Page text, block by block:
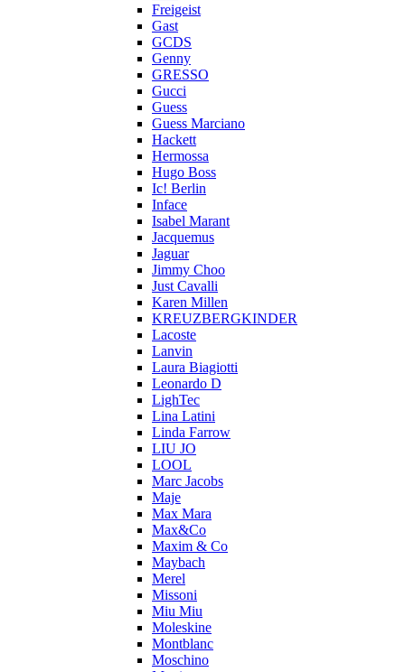
Freigeist
Gast
GCDS
Genny
GRESSO
Gucci
Guess
Guess Marciano
Hackett
Hermossa
Hugo Boss
Ic! Berlin
Inface
Isabel Marant
Jacquemus
Jaguar
Jimmy Choo
Just Cavalli
Karen Millen
KREUZBERGKINDER
Lacoste
Lanvin
Laura Biagiotti
Leonardo D
LighTec
Lina Latini
Linda Farrow
LIU JO
LOOL
Marc Jacobs
Maje
Max Mara
Max&Co
Maxim & Co
Maybach
Merel
Missoni
Miu Miu
Moleskine
Montblanc
Moschino